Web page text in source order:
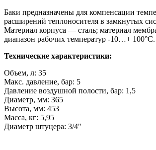
Баки предназначены для компенсации
расширений теплоносителя в замкнутых
Материал корпуса — сталь; материал
диапазон рабочих температур -10…+ 100°С.
Технические характеристики:
Объем, л: 35
Макс. давление, бар: 5
Давление воздушной полости, бар: 1,5
Диаметр, мм: 365
Высота, мм: 453
Масса, кг: 5,95
Диаметр штуцера: 3/4"